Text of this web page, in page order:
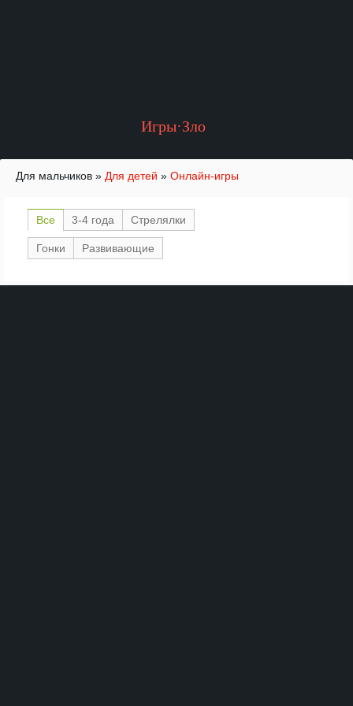
Игры·Зло
Для мальчиков » Для детей » Онлайн-игры
Все 3-4 года Стрелялки
Гонки Развивающие